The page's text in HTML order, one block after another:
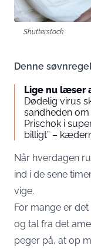
Shutterstock
Denne
Lige nu læser
Dødelig virus
sandheden
Prischok i
billigt” –
Når hverdagen
ind i de sene
vige.
For mange er
og tal fra det
peger på, at op